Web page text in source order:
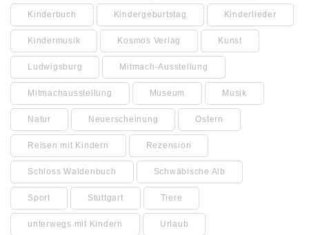
Kinderbuch Kindergeburtstag Kinderlieder
Kindermusik Kosmos Verlag Kunst
Ludwigsburg Mitmach-Ausstellung
Mitmachausstellung Museum Musik
Natur Neuerscheinung Ostern
Reisen mit Kindern Rezension
Schloss Waldenbuch Schwäbische Alb
Sport Stuttgart Tiere
unterwegs mit Kindern Urlaub